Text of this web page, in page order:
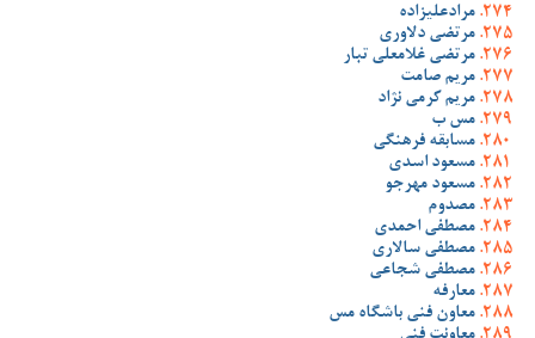
مرادعلیزاده
مرتضی دلاوری
مرتضی غلامعلی تبار
مریم صامت
مریم کرمی نژاد
مس ب
مسابقه فرهنگی
مسعود اسدی
مسعود مهرجو
مصدوم
مصطفی احمدی
مصطفی سالاری
مصطفی شجاعی
معارفه
معاون فنی باشگاه مس